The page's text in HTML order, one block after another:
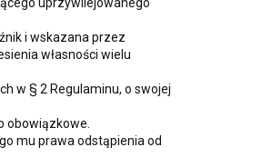
uprzywilejowanego
i wskazana przez
własności wielu
w § 2 Regulaminu, o swojej
obowiązkowe.
mu prawa odstąpienia od